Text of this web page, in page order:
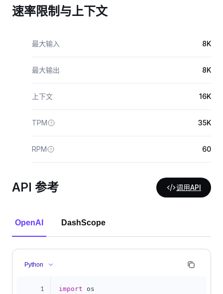
速率限制与上下文
最大输入 8K
最大输出 8K
上下文 16K
TPM 35K
RPM 60
API 参考 调用API
OpenAI DashScope
Python
1
import